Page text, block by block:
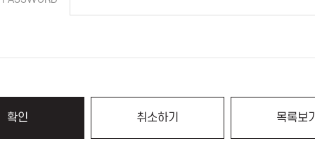
확인 취소하기 목록보